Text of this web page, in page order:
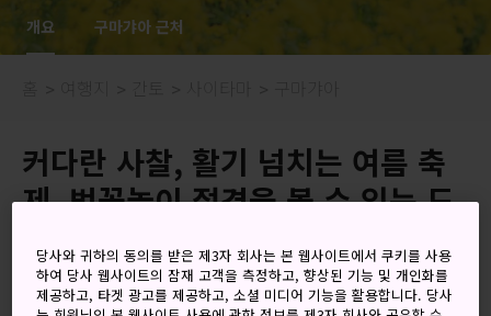
개요 구마갸아 근처
커다란 사찰, 활기 넘치는 여름 축
제, 벚꽃놀이 절경을 볼 수 있는 도
시
아라카와강과 도네강 사이,사이타마
북쪽에 위치한 구마가
당사와 귀하의 동의를 받은 제3자 회사는 본 웹사이트에서 쿠키를 사용
하여 당사 웹사이트의 잠재 고객을 측정하고, 향상된 기능 및 개인화를
제공하고, 타겟 광고를 제공하고, 소셜 미디어 기능을 활용합니다. 당사